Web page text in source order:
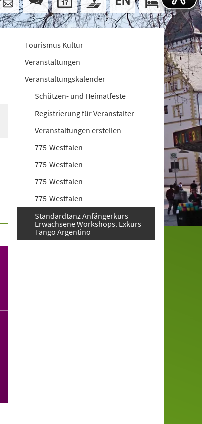
Tourismus Kultur
Veranstaltungen
Veranstaltungskalender
Schützen- und Heimatfeste
Registrierung für Veranstalter
Veranstaltungen erstellen
775-Westfalen
775-Westfalen
775-Westfalen
775-Westfalen
Standardtanz Anfängerkurs
Erwachsene Workshops. Exkurs
Tango Argentino